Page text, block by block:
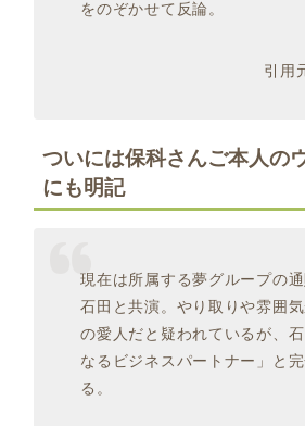
をのぞかせて反論。
引用
ついには保科さんご本人の
にも明記
現在は所属する夢グループの通
石田と共演。やり取りや雰囲
の愛人だと疑われているが、
なるビジネスパートナー」と
る。